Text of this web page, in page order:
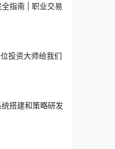
指南 | 职业交易
投资大师给我们
搭建和策略研发